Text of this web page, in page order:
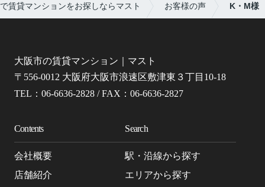
賃貸マンションをお探しならマスト お客様の声 K・M様
大阪市の賃貸マンション｜マスト
〒556-0012 大阪府大阪市浪速区敷津東３丁目10-18
TEL：06-6636-2828 / FAX：06-6636-2827
Contents
会社概要
店舗紹介
Search
駅・沿線から探す
エリアから探す